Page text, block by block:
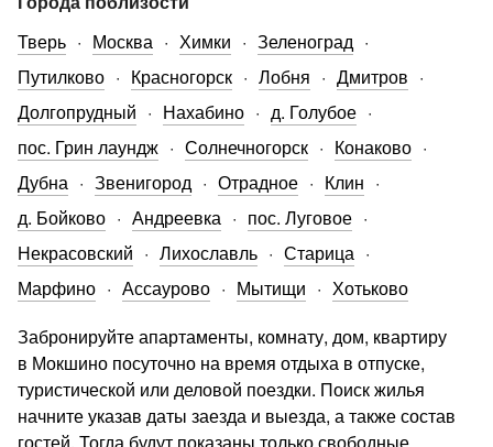
Тверь
Москва Химки
Зеленоград
Путилково
Красногорск Лобня
Дмитров
Долгопрудный
Нахабино
д. Голубое
пос. Грин лаундж
Солнечногорск
Конаково
Дубна
Звенигород Отрадное
Клин
д. Бойково
Андреевка
пос. Луговое
Некрасовский
Лихославль
Старица
Марфино
Ассаурово Мытищи
Хотьково
Забронируйте апартаменты, комнату, дом, квартиру
в Мокшино посуточно на время отдыха в отпуске,
туристической или деловой поездки. Поиск жилья
начните указав даты заезда и выезда, а также состав